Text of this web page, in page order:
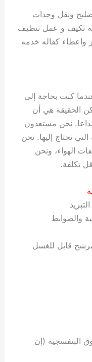
ونقل وحدات
تكيف و عمل تنظيف
واعطاء كفاله خدمه
كنت بحاجة إلى
الحقيقة هي أن
نحن مستعدون
تحتاج إليها. نحن
الهواء، ونحن
تكلفة.
والضوابط
قابل للغسل
البنفسجية (إن